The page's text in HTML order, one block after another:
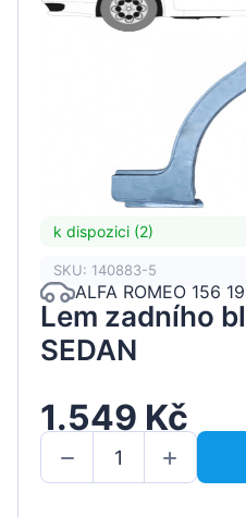
k dispozici (2)
SKU: 140883-5
ALFA ROMEO 156
Lem zadního
SEDAN
1.549 Kč